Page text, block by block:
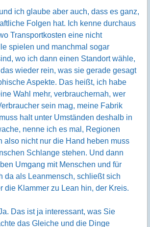
ich glaube aber auch, dass es ganz,
Folgen hat. Ich kenne durchaus
Transportkosten eine nicht
spielen und manchmal sogar
wo ich dann einen Standort wähle,
wieder rein, was sie gerade gesagt
Aspekte. Das heißt, ich habe
Wahl mehr, verbrauchernah, wer
sein mag, meine Fabrik
halt unter Umständen deshalb in
nenne ich es mal, Regionen
also nicht nur die Hand heben muss
Schlange stehen. Und dann
Umgang mit Menschen und für
da als Leanmensch, schließt sich
die Klammer zu Lean hin, der Kreis.
Das ist ja interessant, was Sie
das Gleiche und die Dinge